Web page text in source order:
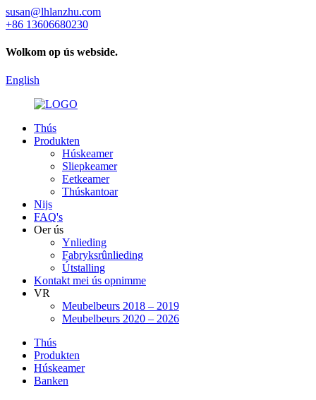
susan@lhlanzhu.com
+86 13606680230
Wolkom op ús webside.
English
Thús
Produkten
Húskeamer
Sliepkeamer
Eetkeamer
Thúskantoar
Nijs
FAQ's
Oer ús
Ynlieding
Fabryksrûnlieding
Útstalling
Kontakt mei ús opnimme
VR
Meubelbeurs 2018 – 2019
Meubelbeurs 2020 – 2026
Thús
Produkten
Húskeamer
Banken